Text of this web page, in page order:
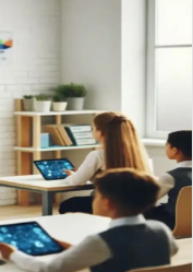
X د
ا
إ
ل
ك
ت
ر